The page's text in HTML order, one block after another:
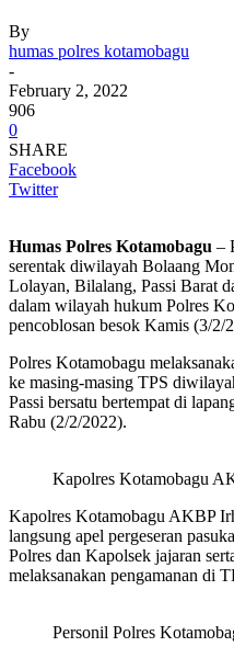
By
humas polres kotamobagu
-
February 2, 2022
906
0
SHARE
Facebook
Twitter
Humas Polres Kotamobagu –
serentak diwilayah Bolaang
Lolayan, Bilalang, Passi Barat
dalam wilayah hukum Polres
pencoblosan besok Kamis (3/2/
Polres Kotamobagu
ke masing-masing TPS
Passi bersatu bertempat di
Rabu (2/2/2022).
Kapolres Kotamobagu
Kapolres Kotamobagu AKBP
langsung apel pergeseran
Polres dan Kapolsek jajaran
melaksanakan pengamanan di
Personil Polres